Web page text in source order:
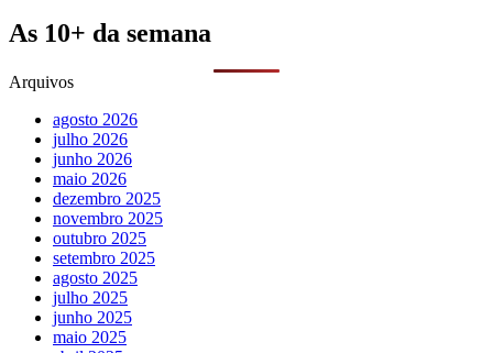
As 10+ da semana
Arquivos
agosto 2026
julho 2026
junho 2026
maio 2026
dezembro 2025
novembro 2025
outubro 2025
setembro 2025
agosto 2025
julho 2025
junho 2025
maio 2025